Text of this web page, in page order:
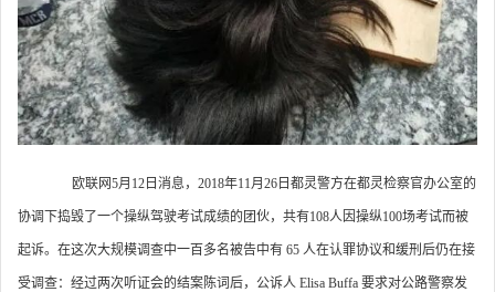
欧联网5月12日消息，2018年11月26日都灵警方在都灵检察官办公室的
协调下捣毁了一个操纵驾驶考试成绩的团伙，共有108人因操纵100场考试而被
起诉。在这次大规模调查中一百多名被告中有 65 人在认罪协议和缓刑后仍在接
受调查：经过两次听证会的结案陈词后，公诉人 Elisa Buffa 要求对公路警察发